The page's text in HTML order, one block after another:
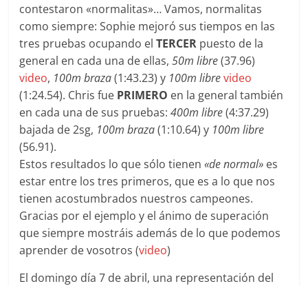
contestaron «normalitas»… Vamos, normalitas
como siempre: Sophie mejoró sus tiempos en las
tres pruebas ocupando elTERCER puesto de la
general en cada una de ellas,50m libre(37.96)
video, 100m braza(1:43.23) y 100m libre video
(1:24.54). Chris fue PRIMERO en la general también
en cada una de sus pruebas:400m libre(4:37.29)
bajada de 2sg, 100m braza(1:10.64) y 100m libre
(56.91).
Estos resultados lo que sólo tienen«de normal» es
estar entre los tres primeros, que es a lo que nos
tienen acostumbrados nuestros campeones.
Gracias por el ejemplo y el ánimo de superación
que siempre mostráis además de lo que podemos
aprender de vosotros (video)
El domingo día 7 de abril, una representación del